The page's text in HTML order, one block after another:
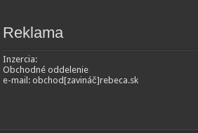
Reklama
Inzercia:
Obchodné oddelenie
e-mail: obchod[zavináč]rebeca.sk